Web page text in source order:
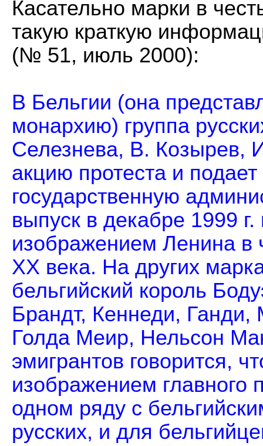
Касательно марки в
такую краткую
(№ 51, июль 2000):
В Бельгии (она
монархию) группа
Селезнева, В. Козырев,
акцию протеста и
государственную
выпуск в декабре 1999
изображением Ленина в
ХХ века. На других
бельгийский король
Брандт, Кеннеди,
Голда Меир, Нельсон
эмигрантов говорится,
изображением главного
одном ряду с
русских, и для